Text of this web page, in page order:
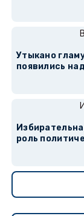
Утыкано
появились
роль